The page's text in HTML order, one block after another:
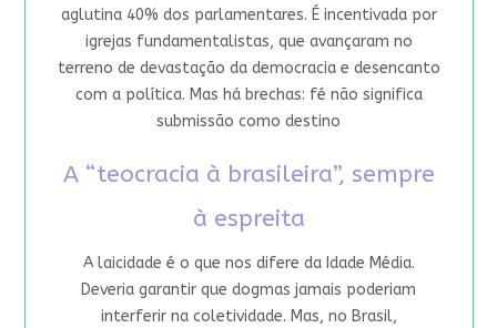
aglutina 40% dos parlamentares. É incentivada por
igrejas fundamentalistas, que avançaram no
terreno de devastação da democracia e desencanto
com a política. Mas há brechas: fé não significa
submissão como destino
A “teocracia à brasileira”, sempre
à espreita
A laicidade é o que nos difere da Idade Média.
Deveria garantir que dogmas jamais poderiam
interferir na coletividade. Mas, no Brasil,